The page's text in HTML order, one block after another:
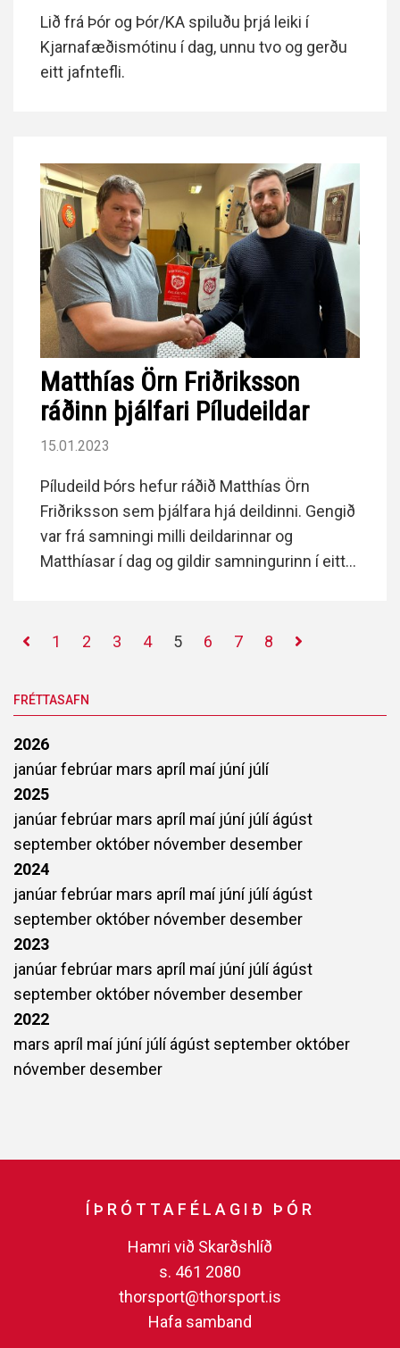
Lið frá Þór og Þór/KA spiluðu þrjá leiki í
Kjarnafæðismótinu í dag, unnu tvo og gerðu
eitt jafntefli.
Matthías Örn Friðriksson
ráðinn þjálfari Píludeildar
15.01.2023
Píludeild Þórs hefur ráðið Matthías Örn
Friðriksson sem þjálfara hjá deildinni. Gengið
var frá samningi milli deildarinnar og
Matthíasar í dag og gildir samningurinn í eitt
1
2 3 4 5 6 7 8
FRÉTTASAFN
2026
janúarfebrúar mars apríl maí júní júlí
2025
janúarfebrúar mars apríl maí júní júlíágúst
september október nóvember desember
2024
janúarfebrúar mars apríl maí júní júlíágúst
september október nóvember desember
2023
janúarfebrúar mars apríl maí júní júlíágúst
september október nóvember desember
2022
mars apríl maí júní júlíágúst september október
nóvember desember
ÍÞRÓTTAFÉLAGIÐ ÞÓR
Hamri við Skarðshlíð
s. 461 2080
thorsport@thorsport.is
Hafa samband